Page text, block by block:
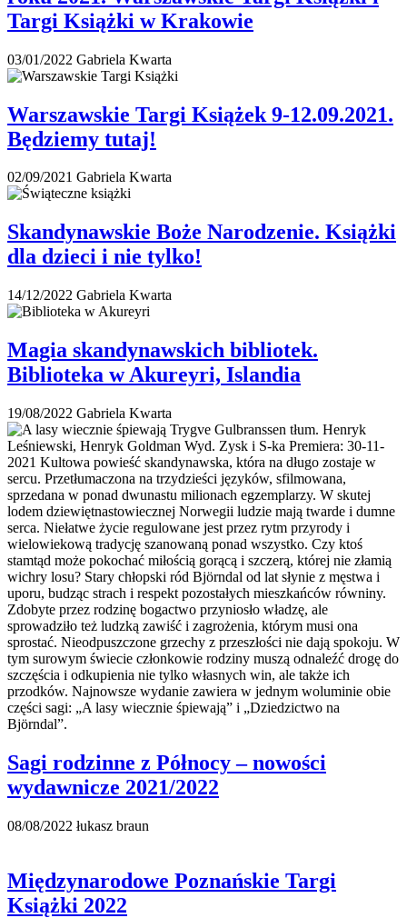
Targi Książki w Krakowie
03/01/2022 Gabriela Kwarta
Warszawskie Targi Książek 9-12.09.2021.
Będziemy tutaj!
02/09/2021 Gabriela Kwarta
Skandynawskie Boże Narodzenie. Książki
dla dzieci i nie tylko!
14/12/2022 Gabriela Kwarta
Magia skandynawskich bibliotek.
Biblioteka w Akureyri, Islandia
19/08/2022 Gabriela Kwarta
Sagi rodzinne z Północy – nowości
wydawnicze 2021/2022
08/08/2022 łukasz braun
Międzynarodowe Poznańskie Targi
Książki 2022